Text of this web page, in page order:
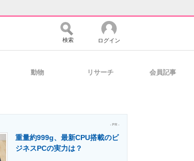
マーケ×ITの今がよく分かる
検索 ログイン
動物 リサーチ 会員記事
- PR -
重量約999g、最新CPU搭載のビ
ジネスPCの実力は？